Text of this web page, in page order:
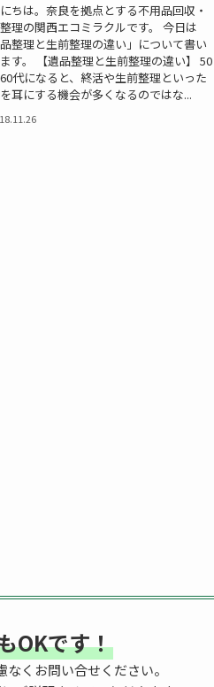
ちは。奈良を拠点とする不用品回収・
理の関西エコミラクルです。 今日は
品整理と生前整理の違い」について書い
す。 【遺品整理と生前整理の違い】 50
代になると、終活や生前整理といった
耳にする機会が多くなるのではな...
OKです！
くお問い合せください。